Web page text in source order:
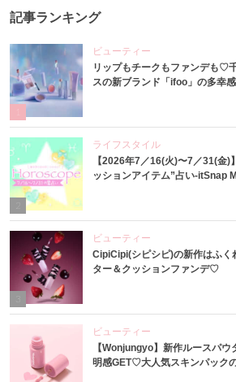
記事ランキング
ビューティー
リップもチークもファンデも♡
スの新ブランド「ifoo」の多幸
ライフスタイル
【2026年7／16(火)〜7／31(金
ッションアイテム”占い-itSnap
3
ビューティー
CipiCipi(シピシピ)の新作はふく
ター＆クッションファンデ♡
ビューティー
【Wonjungyo】新作ルースパ
明感GET♡大人気スキンパック